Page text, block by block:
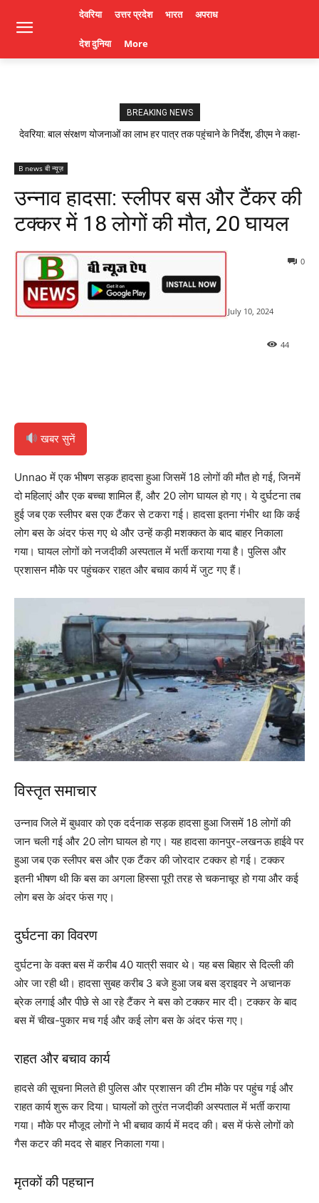
देवरिया उत्तर प्रदेश भारत अपराध
देश दुनिया More
BREAKING NEWS
देवरिया: बाल संरक्षण योजनाओं का लाभ हर पात्र तक पहुंचाने के निर्देश, डीएम ने कहा-
B news बी न्यूज़
उन्नाव हादसा: स्लीपर बस और टैंकर की
टक्कर में 18 लोगों की मौत, 20 घायल
July 10, 2024
0
44
खबर सुनें
Unnao में एक भीषण सड़क हादसा हुआ जिसमें 18 लोगों की मौत हो गई, जिनमें
दो महिलाएं और एक बच्चा शामिल हैं, और 20 लोग घायल हो गए। ये दुर्घटना तब
हुई जब एक स्लीपर बस एक टैंकर से टकरा गई। हादसा इतना गंभीर था कि कई
लोग बस के अंदर फंस गए थे और उन्हें कड़ी मशक्कत के बाद बाहर निकाला
गया। घायल लोगों को नजदीकी अस्पताल में भर्ती कराया गया है। पुलिस और
प्रशासन मौके पर पहुंचकर राहत और बचाव कार्य में जुट गए हैं।
विस्तृत समाचार
उन्नाव जिले में बुधवार को एक दर्दनाक सड़क हादसा हुआ जिसमें 18 लोगों की
जान चली गई और 20 लोग घायल हो गए। यह हादसा कानपुर-लखनऊ हाईवे पर
हुआ जब एक स्लीपर बस और एक टैंकर की जोरदार टक्कर हो गई। टक्कर
इतनी भीषण थी कि बस का अगला हिस्सा पूरी तरह से चकनाचूर हो गया और कई
लोग बस के अंदर फंस गए।
दुर्घटना का विवरण
दुर्घटना के वक्त बस में करीब 40 यात्री सवार थे। यह बस बिहार से दिल्ली की
ओर जा रही थी। हादसा सुबह करीब 3 बजे हुआ जब बस ड्राइवर ने अचानक
ब्रेक लगाई और पीछे से आ रहे टैंकर ने बस को टक्कर मार दी। टक्कर के बाद
बस में चीख-पुकार मच गई और कई लोग बस के अंदर फंस गए।
राहत और बचाव कार्य
हादसे की सूचना मिलते ही पुलिस और प्रशासन की टीम मौके पर पहुंच गई और
राहत कार्य शुरू कर दिया। घायलों को तुरंत नजदीकी अस्पताल में भर्ती कराया
गया। मौके पर मौजूद लोगों ने भी बचाव कार्य में मदद की। बस में फंसे लोगों को
गैस कटर की मदद से बाहर निकाला गया।
मृतकों की पहचान